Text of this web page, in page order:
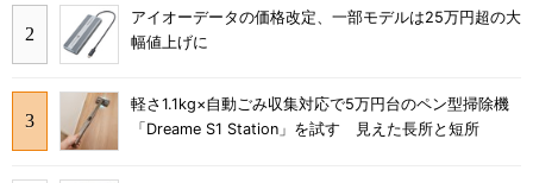
アイオーデータの価格改定、一部モデルは25万円超の大
幅値上げに
軽さ1.1kg×自動ごみ収集対応で5万円台のペン型掃除機
「Dreame S1 Station」を試す 見えた長所と短所